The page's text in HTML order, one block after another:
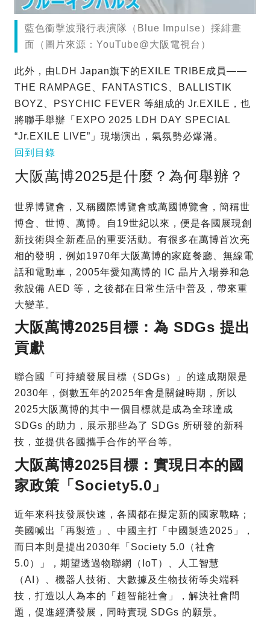
藍色衝擊波飛行表演隊（Blue Impulse）採緋畫
面（圖片來源：YouTube@大阪電視台）
此外，由LDH Japan旗下的EXILE TRIBE成員——
THE RAMPAGE、FANTASTICS、BALLISTIK
BOYZ、PSYCHIC FEVER 等組成的 Jr.EXILE，也
將聯手舉辦「EXPO 2025 LDH DAY SPECIAL
“Jr.EXILE LIVE”」現場演出，氣氛勢必爆滿。
回到目錄
大阪萬博2025是什麼？為何舉辦？
世界博覽會，又稱國際博覽會或萬國博覽會，簡稱世
博會、世博、萬博。自19世紀以來，便是各國展現創
新技術與全新產品的重要活動。有很多在萬博首次亮
相的發明，例如1970年大阪萬博的家庭餐廳、無線電
話和電動車，2005年愛知萬博的 IC 晶片入場券和急
救設備 AED 等，之後都在日常生活中普及，帶來重
大變革。
大阪萬博2025目標：為 SDGs 提出
貢獻
聯合國「可持續發展目標（SDGs）」的達成期限是
2030年，倒數五年的2025年會是關鍵時期，所以
2025大阪萬博的其中一個目標就是成為全球達成
SDGs 的助力，展示那些為了 SDGs 所研發的新科
技，並提供各國攜手合作的平台等。
大阪萬博2025目標：實現日本的國
家政策「Society5.0」
近年來科技發展快速，各國都在擬定新的國家戰略；
美國喊出「再製造」、中國主打「中國製造2025」，
而日本則是提出2030年「Society 5.0（社會
5.0）」，期望透過物聯網（IoT）、人工智慧
（AI）、機器人技術、大數據及生物技術等尖端科
技，打造以人為本的「超智能社會」，解決社會問
題，促進經濟發展，同時實現 SDGs 的願景。